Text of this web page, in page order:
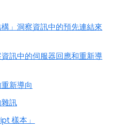
構」洞察資訊中的預先連結來
資訊中的伺服器回應和重新導
新導向
訊
樣本」